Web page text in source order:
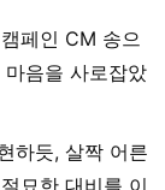
페인 CM 송으
음을 사로잡았
하듯, 살짝 어른